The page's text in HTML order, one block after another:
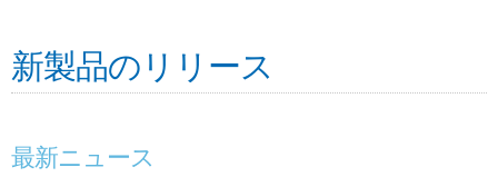
新製品のリリース
最新ニュース